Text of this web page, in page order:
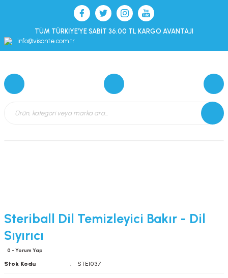
TÜM TÜRKİYE’YE SABİT 36.00 TL KARGO AVANTAJI
info@visante.com.tr
Steriball Dil Temizleyici Bakır - Dil
Sıyırıcı
0 - Yorum Yap
Stok Kodu STE1037